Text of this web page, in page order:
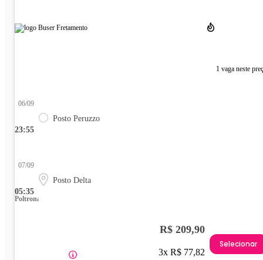
1 vaga neste
23:55
06/09
Posto Peruzzo
05:35
07/09
Posto Delta
Poltrona
R$ 209,90
3x R$ 77,82
Selecionar